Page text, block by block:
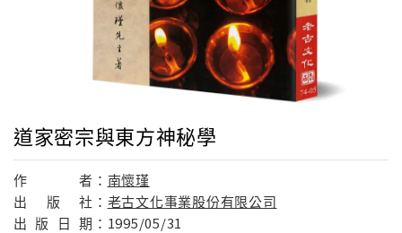
道家密宗與東方神秘學
作 者： 南懷瑾
出
版 社： 老古文化事業股份有限公司
出 版 日 期： 1995/05/31